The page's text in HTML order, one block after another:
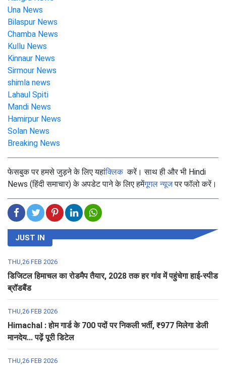
Una News
Bilaspur News
Chamba News
Kullu News
Kinnaur News
Sirmour News
shimla news
Lahaul Spiti
Mandi News
Hamirpur News
Solan News
Breaking News
फेसबुक पर हमसे जुड़ने के लिए यहांक्लिककरें। साथ ही और भी Hindi
News (हिंदी समाचार) के अपडेट पाने के लिए हमेंगूगल न्यूजपर फॉलो करें।
JUST IN
THU,26 FEB 2026
डिजिटल हिमाचल का रोडमैप तैयार, 2028 तक हर गांव में पहुंचेगा हाई-स्पीड
ब्रॉडबैंड
THU,26 FEB 2026
Himachal : होम गार्ड के 700 पदों पर निकली भर्ती, ₹977 मिलेगा डेली
मानदेय... पढ़ें पूरी डिटेल
THU,26 FEB 2026